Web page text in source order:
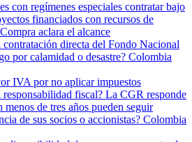
con regímenes especiales contratar bajo
financiados con recursos de
aclara el alcance
contratación directa del Fondo Nacional
por calamidad o desastre? Colombia
IVA por no aplicar impuestos
responsabilidad fiscal? La CGR responde
menos de tres años pueden seguir
de sus socios o accionistas? Colombia